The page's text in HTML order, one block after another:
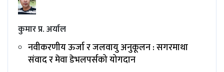
कुमार प्र. अर्याल
नवीकरणीय ऊर्जा र जलवायु अनुकूलन : सगरमाथा
संवाद र मेवा डेभलपर्सको योगदान